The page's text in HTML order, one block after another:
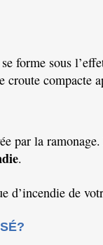
forme sous
compacte
par la ramonage.
.
d’incendie de